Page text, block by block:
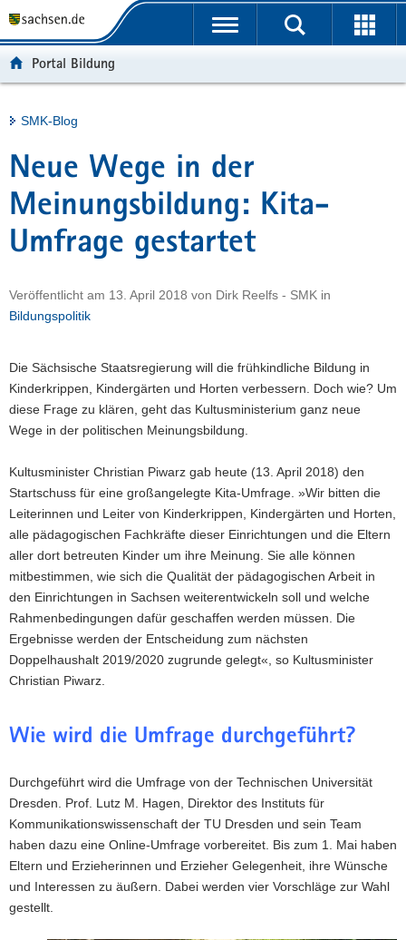
t
b
e
r
g
f
e
d
e
N
a
i
g
a
t
i
o
n
u
n
h
a
e
v
c
e
Portalübergreifende
Portal Bildung
Hauptinhalt
SMK-Blog
Neue Wege in der
Meinungsbildung: Kita-
Umfrage gestartet
Veröffentlicht am 13. April 2018 von Dirk Reelfs - SMK in
Bildungspolitik
Die Sächsische Staatsregierung will die frühkindliche Bildung in
Kinderkrippen, Kindergärten und Horten verbessern. Doch wie? Um
diese Frage zu klären, geht das Kultusministerium ganz neue
Wege in der politischen Meinungsbildung.
Kultusminister Christian Piwarz gab heute (13. April 2018) den
Startschuss für eine großangelegte Kita-Umfrage. »Wir bitten die
Leiterinnen und Leiter von Kinderkrippen, Kindergärten und Horten,
alle pädagogischen Fachkräfte dieser Einrichtungen und die Eltern
aller dort betreuten Kinder um ihre Meinung. Sie alle können
mitbestimmen, wie sich die Qualität der pädagogischen Arbeit in
den Einrichtungen in Sachsen weiterentwickeln soll und welche
Rahmenbedingungen dafür geschaffen werden müssen. Die
Ergebnisse werden der Entscheidung zum nächsten
Doppelhaushalt 2019/2020 zugrunde gelegt«, so Kultusminister
Christian Piwarz.
Wie wird die Umfrage durchgeführt?
Durchgeführt wird die Umfrage von der Technischen Universität
Dresden. Prof. Lutz M. Hagen, Direktor des Instituts für
Kommunikationswissenschaft der TU Dresden und sein Team
haben dazu eine Online-Umfrage vorbereitet. Bis zum 1. Mai haben
Eltern und Erzieherinnen und Erzieher Gelegenheit, ihre Wünsche
und Interessen zu äußern. Dabei werden vier Vorschläge zur Wahl
gestellt.